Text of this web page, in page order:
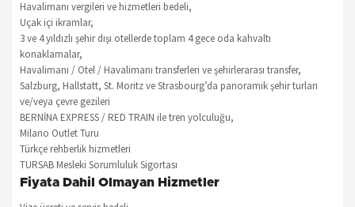
Havalimanı vergileri ve hizmetleri bedeli,
Uçak içi ikramlar,
3 ve 4 yıldızlı şehir dışı otellerde toplam 4 gece oda kahvaltı
konaklamalar,
Havalimanı / Otel / Havalimanı transferleri ve şehirlerarası transfer,
Salzburg, Hallstatt, St. Moritz ve Strasbourg’da panoramik şehir turları
ve/veya çevre gezileri
BERNİNA EXPRESS / RED TRAIN ile tren yolculuğu,
Milano Outlet Turu
Türkçe rehberlik hizmetleri
TURSAB Mesleki Sorumluluk Sigortası
Fiyata Dahil Olmayan Hizmetler